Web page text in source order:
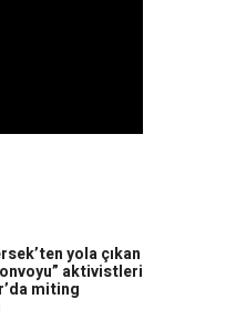
yola çıkan
aktivistleri
miting